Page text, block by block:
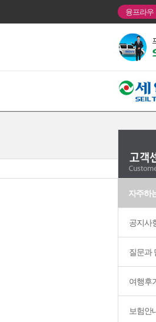
융프라우
자주하
공지사
질문과
여행후
보험안